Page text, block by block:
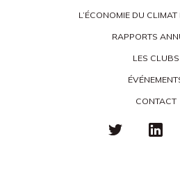
L’ÉCONOMIE DU CLIMAT
RAPPORTS
LES CLUBS
CONTACT